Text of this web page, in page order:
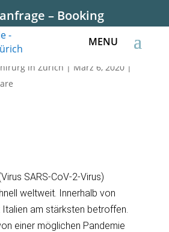
– Booking
in Zürich | März 6, 2020|
SARS-CoV-2-Virus)
weltweit. Innerhalb von
am stärksten betroffen.
einer möglichen Pandemie